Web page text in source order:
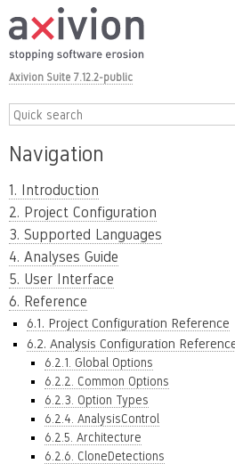
Axivion Suite 7.12.2-public
Navigation
1. Introduction
2. Project Configuration
3. Supported Languages
4. Analyses Guide
5. User Interface
6. Reference
6.1. Project Configuration Reference
6.2. Analysis Configuration
6.2.1. Global Options
6.2.2. Common Options
6.2.3. Option Types
6.2.4. AnalysisControl
6.2.5. Architecture
6.2.6. CloneDetections